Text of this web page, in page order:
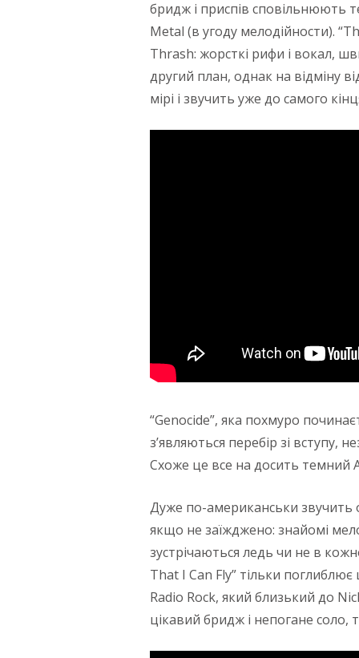
бридж і приспів сповільнюють
Metal (в угоду мелодійности).
Thrash: жорсткі рифи і вокал,
другий план, однак на відміну
мірі і звучить уже до самого
“Genocide”, яка похмуро
з’являються перебір зі вступу,
Схоже це все на досить темний
Дуже по-американськи звучить
якщо не заїжджено: знайомі
зустрічаються ледь чи не в
That I Can Fly” тільки
Radio Rock, який близький до
цікавий бридж і непогане соло,